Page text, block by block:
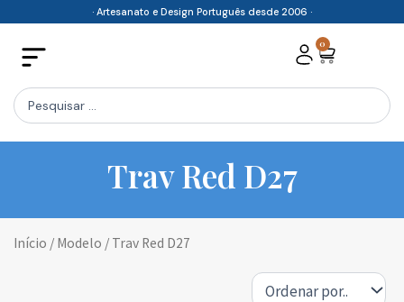
content
· Artesanato e Design Português desde 2006 ·
0
Cart
Search
...
Trav Red D27
Início / Modelo / Trav Red D27